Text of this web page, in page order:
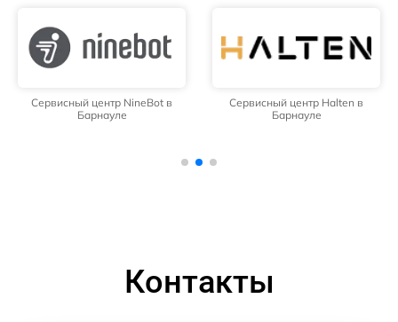
Сервисный центр NineBot в
Барнауле
Сервисный центр Halten в
Барнауле
Контакты